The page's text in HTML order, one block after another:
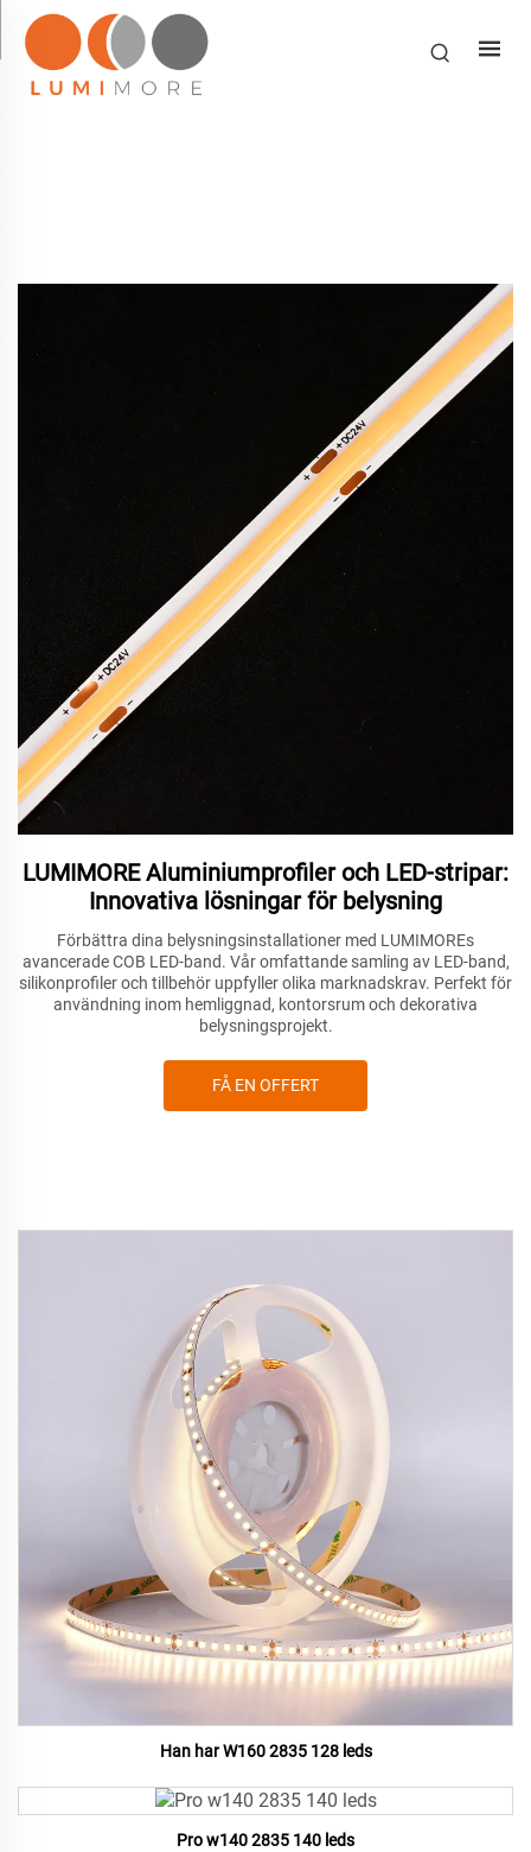
LUMIMORE Aluminiumprofiler och LED-stripar:
Innovativa lösningar för belysning
Förbättra dina belysningsinstallationer med LUMIMOREs
avancerade COB LED-band. Vår omfattande samling av LED-band,
silikonprofiler och tillbehör uppfyller olika marknadskrav. Perfekt för
användning inom hemliggnad, kontorsrum och dekorativa
belysningsprojekt.
FÅ EN OFFERT
Han har W160 2835 128 leds
Pro w140 2835 140 leds